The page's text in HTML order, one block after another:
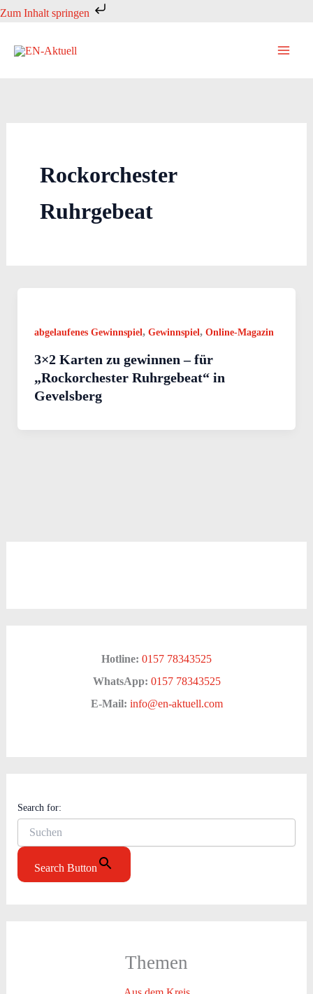
Zum Inhalt springen
Zum
springen
Rockorchester
Ruhrgebeat
abgelaufenes Gewinnspiel, Gewinnspiel, Online-Magazin
3×2 Karten zu gewinnen – für
„Rockorchester Ruhrgebeat“ in
Gevelsberg
Hotline: 0157 78343525
WhatsApp: 0157 78343525
E-Mail: info@en-aktuell.com
Search for:
Search Button
Themen